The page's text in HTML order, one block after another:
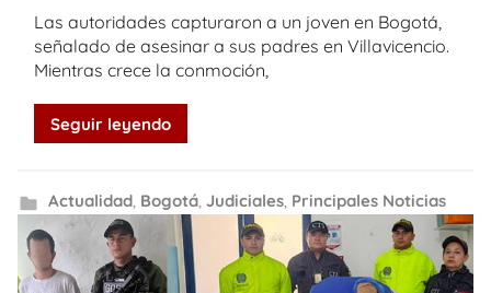
Las autoridades capturaron a un joven en Bogotá,
señalado de asesinar a sus padres en Villavicencio.
Mientras crece la conmoción,
Seguir leyendo
Actualidad, Bogotá, Judiciales, Principales Noticias